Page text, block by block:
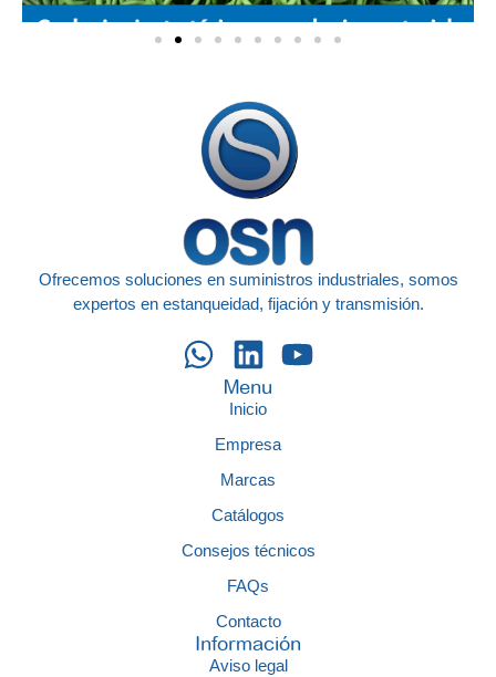
Ofrecemos soluciones en suministros industriales, somos
expertos en estanqueidad, fijación y transmisión.
Menu
Inicio
Empresa
Marcas
Catálogos
Consejos técnicos
FAQs
Contacto
Información
Aviso legal